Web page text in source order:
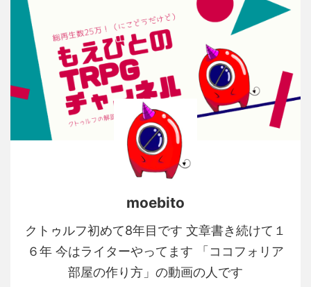
moebito
クトゥルフ初めて8年目です 文章書き続けて１
６年 今はライターやってます 「ココフォリア
部屋の作り方」の動画の人です